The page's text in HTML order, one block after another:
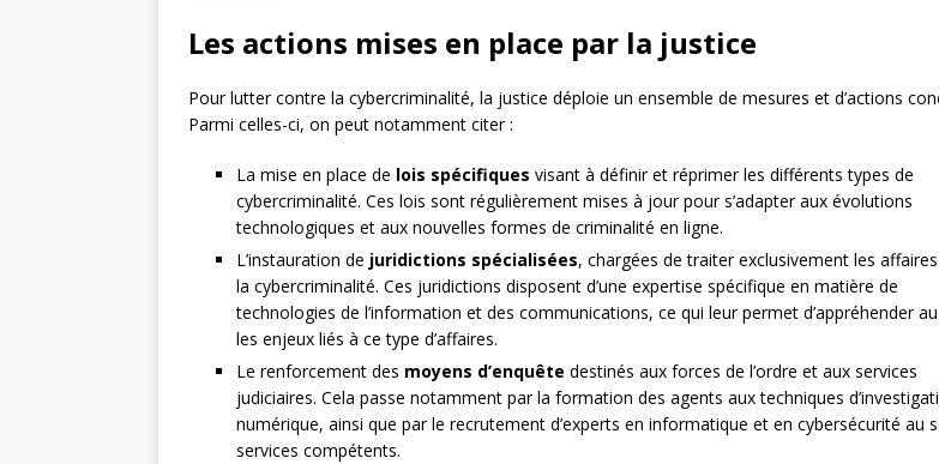
Les actions mises en place par la justice
Pour lutter contre la cybercriminalité, la justice déploie un ensemble de mesures et d’actions
Parmi celles-ci, on peut notamment citer :
La mise en place de lois spécifiques visant à définir et réprimer les différents types de
cybercriminalité. Ces lois sont régulièrement mises à jour pour s’adapter aux évolutions
technologiques et aux nouvelles formes de criminalité en ligne.
L’instauration de juridictions spécialisées, chargées de traiter exclusivement les
la cybercriminalité. Ces juridictions disposent d’une expertise spécifique en matière de
technologies de l’information et des communications, ce qui leur permet d’appréhender
les enjeux liés à ce type d’affaires.
Le renforcement des moyens d’enquête destinés aux forces de l’ordre et aux services
judiciaires. Cela passe notamment par la formation des agents aux techniques
numérique, ainsi que par le recrutement d’experts en informatique et en cybersécurité au
services compétents.